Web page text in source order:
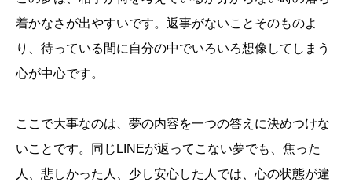
着かなさが出やすいです。返事がないことそのものよ
り、待っている間に自分の中でいろいろ想像してしまう
心が中心です。
ここで大事なのは、夢の内容を一つの答えに決めつけな
いことです。同じLINEが返ってこない夢でも、焦った
人、悲しかった人、少し安心した人では、心の状態が違